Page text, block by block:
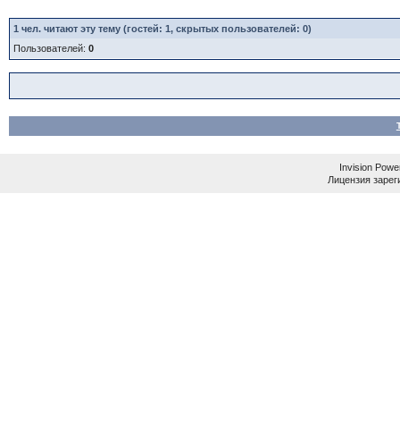
1 чел. читают эту тему (гостей: 1, скрытых пользователей: 0)
Пользователей: 0
Invision
Лицензия